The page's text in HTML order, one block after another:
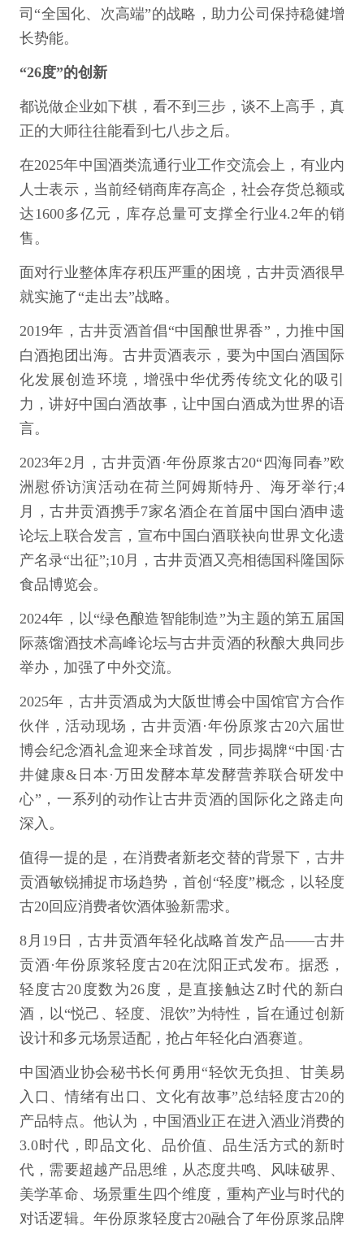
司“全国化、次高端”的战略，助力公司保持稳健增
长势能。
“26度”的创新
都说做企业如下棋，看不到三步，谈不上高手，真
正的大师往往能看到七八步之后。
在2025年中国酒类流通行业工作交流会上，有业内
人士表示，当前经销商库存高企，社会存货总额或
达1600多亿元，库存总量可支撑全行业4.2年的销
售。
面对行业整体库存积压严重的困境，古井贡酒很早
就实施了“走出去”战略。
2019年，古井贡酒首倡“中国酿世界香”，力推中国
白酒抱团出海。古井贡酒表示，要为中国白酒国际
化发展创造环境，增强中华优秀传统文化的吸引
力，讲好中国白酒故事，让中国白酒成为世界的语
言。
2023年2月，古井贡酒·年份原浆古20“四海同春”欧
洲慰侨访演活动在荷兰阿姆斯特丹、海牙举行;4
月，古井贡酒携手7家名酒企在首届中国白酒申遗
论坛上联合发言，宣布中国白酒联袂向世界文化遗
产名录“出征”;10月，古井贡酒又亮相德国科隆国际
食品博览会。
2024年，以“绿色酿造智能制造”为主题的第五届国
际蒸馏酒技术高峰论坛与古井贡酒的秋酿大典同步
举办，加强了中外交流。
2025年，古井贡酒成为大阪世博会中国馆官方合作
伙伴，活动现场，古井贡酒·年份原浆古20六届世
博会纪念酒礼盒迎来全球首发，同步揭牌“中国·古
井健康&日本·万田发酵本草发酵营养联合研发中
心”，一系列的动作让古井贡酒的国际化之路走向
深入。
值得一提的是，在消费者新老交替的背景下，古井
贡酒敏锐捕捉市场趋势，首创“轻度”概念，以轻度
古20回应消费者饮酒体验新需求。
8月19日，古井贡酒年轻化战略首发产品——古井
贡酒·年份原浆轻度古20在沈阳正式发布。据悉，
轻度古20度数为26度，是直接触达Z时代的新白
酒，以“悦己、轻度、混饮”为特性，旨在通过创新
设计和多元场景适配，抢占年轻化白酒赛道。
中国酒业协会秘书长何勇用“轻饮无负担、甘美易
入口、情绪有出口、文化有故事”总结轻度古20的
产品特点。他认为，中国酒业正在进入酒业消费的
3.0时代，即品文化、品价值、品生活方式的新时
代，需要超越产品思维，从态度共鸣、风味破界、
美学革命、场景重生四个维度，重构产业与时代的
对话逻辑。年份原浆轻度古20融合了年份原浆品牌